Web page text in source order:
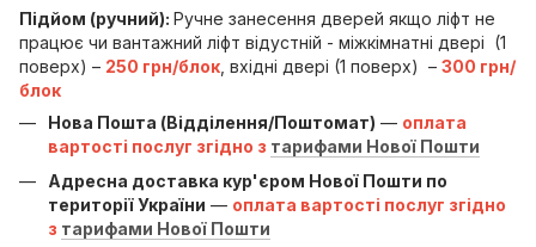
Підйом (ручний): Ручне занесення дверей якщо ліфт не
працює чи вантажний ліфт відустній - міжкімнатні двері (1
поверх) – 250 грн/блок , вхідні двері (1 поверх) – 300 грн/
блок
Нова Пошта (Відділення/Поштомат) — оплата
вартості послуг згідно з тарифами Нової Пошти
Адресна доставка кур'єром Нової Пошти по
території України — оплата вартості послуг згідно
з тарифами Нової Пошти